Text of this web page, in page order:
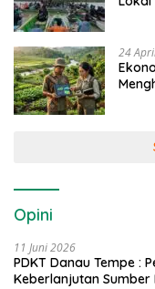
24
Opini
11 Juni 2026
PDKT Danau Tempe :
Keberlanjutan Sumber